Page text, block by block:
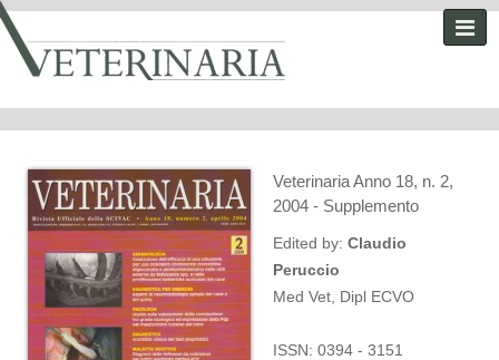
Veterinaria Anno 18, n. 2,
2004 - Supplemento
Edited by: Claudio
Peruccio
Med Vet, Dipl ECVO
ISSN: 0394 - 3151